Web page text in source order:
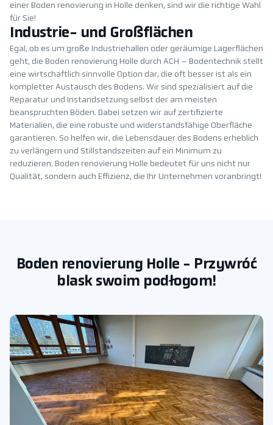
einer Boden renovierung in Holle denken, sind wir die richtige Wahl
für Sie!
Industrie- und Großflächen
Egal, ob es um große Industriehallen oder geräumige Lagerflächen
geht, die Boden renovierung Holle durch ACH – Bodentechnik stellt
eine wirtschaftlich sinnvolle Option dar, die oft besser ist als ein
kompletter Austausch des Bodens. Wir sind spezialisiert auf die
Reparatur und Instandsetzung selbst der am meisten
beanspruchten Böden. Dabei setzen wir auf zertifizierte
Materialien, die eine robuste und widerstandsfähige Oberfläche
garantieren. So helfen wir, die Lebensdauer des Bodens erheblich
zu verlängern und Stillstandszeiten auf ein Minimum zu
reduzieren. Boden renovierung Holle bedeutet für uns nicht nur
Qualität, sondern auch Effizienz, die Ihr Unternehmen voranbringt!
Boden renovierung Holle - Przywróć
blask swoim podłogom!